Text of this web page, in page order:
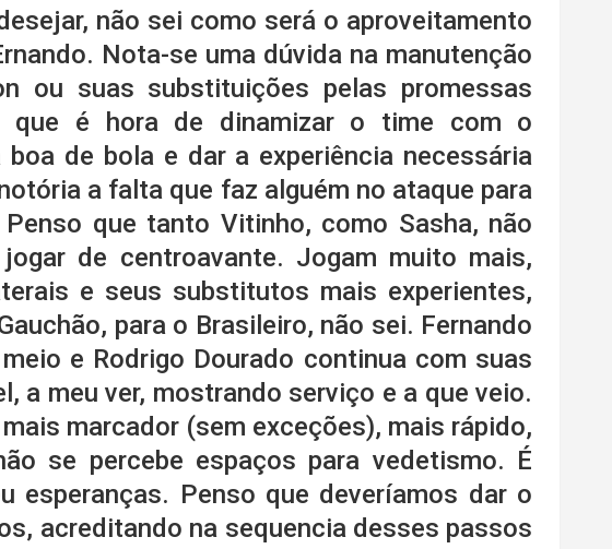
não sei como será o aproveitamento
Nota-se uma dúvida na manutenção
ou suas substituições pelas promessas
que é hora de dinamizar o time com o
de bola e dar a experiência necessária
a falta que faz alguém no ataque para
que tanto Vitinho, como Sasha, não
de centroavante. Jogam muito mais,
e seus substitutos mais experientes,
para o Brasileiro, não sei. Fernando
e Rodrigo Dourado continua com suas
a meu ver, mostrando serviço e a que veio.
marcador (sem exceções), mais rápido,
se percebe espaços para vedetismo. É
esperanças. Penso que deveríamos dar o
acreditando na sequencia desses passos